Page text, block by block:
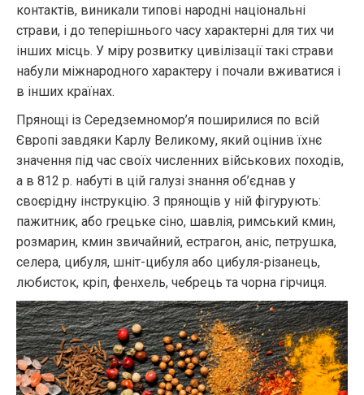
контактів, виникали типові народні національні
страви, і до теперішнього часу характерні для тих чи
інших місць. У міру розвитку цивілізації такі страви
набули міжнародного характеру і почали вживатися і
в інших країнах.
Прянощі із Середземномор’я поширилися по всій
Європі завдяки Карлу Великому, який оцінив їхнє
значення під час своїх численних військових походів,
а в 812 р. набуті в цій галузі знання об’єднав у
своєрідну інструкцію. З прянощів у ній фігурують:
пажитник, або грецьке сіно, шавлія, римський кмин,
розмарин, кмин звичайний, естрагон, аніс, петрушка,
селера, цибуля, шніт-цибуля або цибуля-різанець,
любисток, кріп, фенхель, чебрець та чорна гірчиця.